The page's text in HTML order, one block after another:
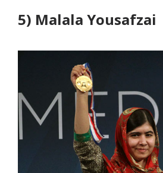
5) Malala Yousafzai